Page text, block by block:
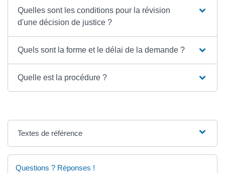
Quelles sont les conditions pour la révision
d'une décision de justice ?
Quels sont la forme et le délai de la demande ?
Quelle est la procédure ?
Textes de référence
Questions ? Réponses !